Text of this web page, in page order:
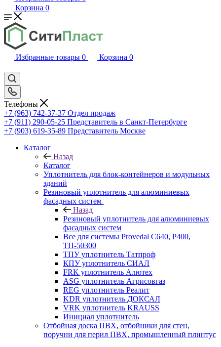
Корзина 0
Избранные товары 0 Корзина 0
Телефоны
+7 (963) 742-37-37 Отдел продаж
+7 (911) 290-05-25 Представитель в Санкт-Петербурге
+7 (903) 619-35-89 Представитель Москве
Каталог
Назад
Каталог
Уплотнитель для блок-контейнеров и модульных
зданий
Резиновый уплотнитель для алюминиевых
фасадных систем
Назад
Резиновый уплотнитель для алюминиевых
фасадных систем
Все для системы Provedal С640, Р400,
ТП-50300
ТПУ уплотнитель Татпроф
КПУ уплотнитель СИАЛ
FRK уплотнитель Алютех
ASG уплотнитель Агрисовгаз
REG уплотнитель Реалит
KDR уплотнитель ДОКСАЛ
VRK уплотнитель KRAUSS
Инициал уплотнитель
Отбойная доска ПВХ, отбойники для стен,
поручни для перил ПВХ, промышленный плинтус